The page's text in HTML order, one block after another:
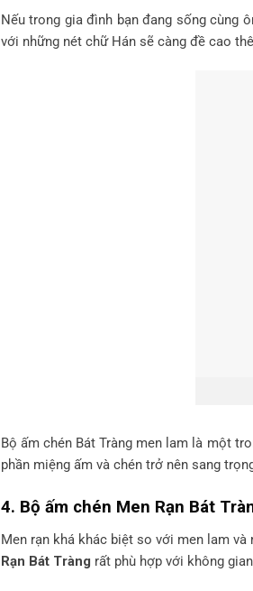
Nếu trong gia đình bạn đang sống cùng
với những nét chữ Hán sẽ càng đề cao
Bộ ấm chén Bát Tràng men lam là một
phần miệng ấm và chén trở nên sang
4. Bộ ấm chén Men Rạn Bát
Men rạn khá khác biệt so với men lam
Rạn Bát Tràng rất phù hợp với không